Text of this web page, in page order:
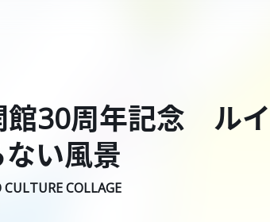
館30周年記念 ル
い風景
COLLAGE